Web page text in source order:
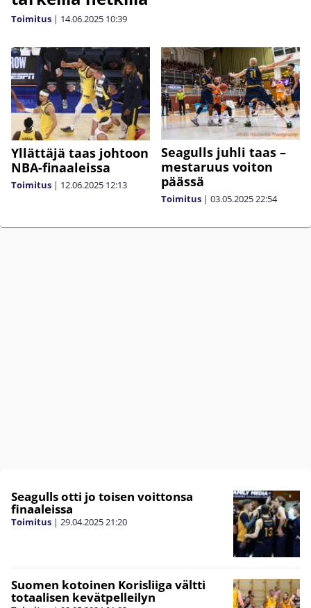
Toimitus | 14.06.2025 10:39
Yllättäjä taas johtoon
NBA-finaaleissa
Toimitus | 12.06.2025 12:13
Seagulls juhli taas –
mestaruus voiton
päässä
Toimitus | 03.05.202522:54
Seagulls otti jo toisen voittonsa
finaaleissa
Toimitus | 29.04.202521:20
Suomen kotoinen Korisliiga vältti
totaalisen kevätpelleilyn